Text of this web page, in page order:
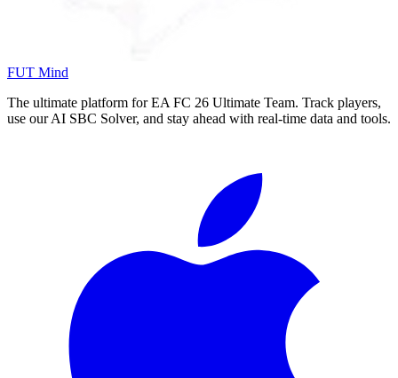
FUT Mind
The ultimate platform for EA FC 26 Ultimate Team. Track players,
use our AI SBC Solver, and stay ahead with real-time data and tools.